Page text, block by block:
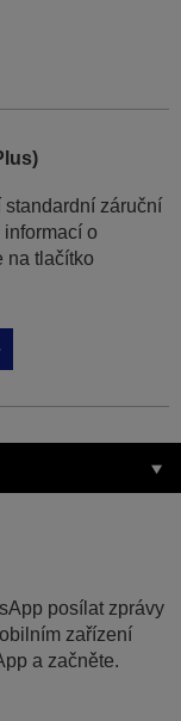
standardní záruční
o
na tlačítko
posílat zprávy
zařízení
a začněte.